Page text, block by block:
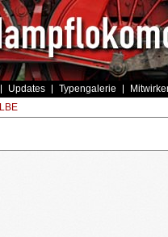
Updates Typengalerie
LBE